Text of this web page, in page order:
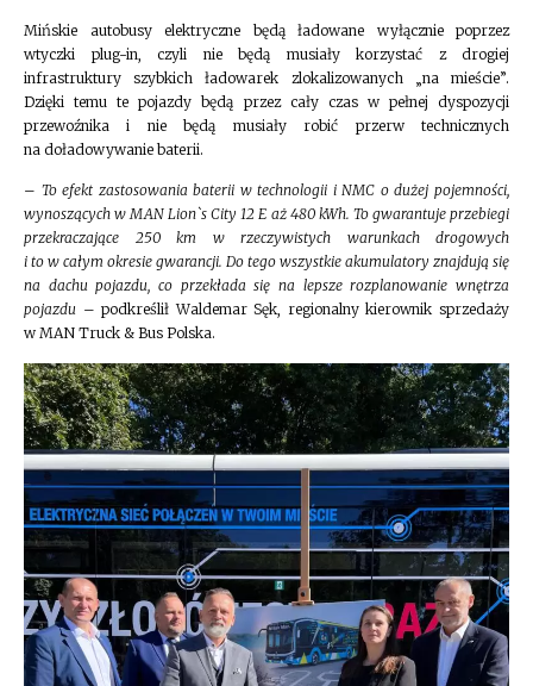
Mińskie autobusy elektryczne będą ładowane wyłącznie poprzez
wtyczki plug-in, czyli nie będą musiały korzystać z drogiej
infrastruktury szybkich ładowarek zlokalizowanych „na mieście”.
Dzięki temu te pojazdy będą przez cały czas w pełnej dyspozycji
przewoźnika i nie będą musiały robić przerw technicznych
na doładowywanie baterii.
– To efekt zastosowania baterii w technologii i NMC o dużej pojemności,
wynoszących w MAN Lion`s City 12 E aż 480 kWh. To gwarantuje przebiegi
przekraczające 250 km w rzeczywistych warunkach drogowych
i to w całym okresie gwarancji. Do tego wszystkie akumulatory znajdują się
na dachu pojazdu, co przekłada się na lepsze rozplanowanie wnętrza
pojazdu – podkreślił Waldemar Sęk, regionalny kierownik sprzedaży
w MAN Truck & Bus Polska.